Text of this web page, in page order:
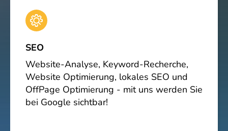
SEO
Website-Analyse, Keyword-Recherche,
Website Optimierung, lokales SEO und
OffPage Optimierung - mit uns werden Sie
bei Google sichtbar!